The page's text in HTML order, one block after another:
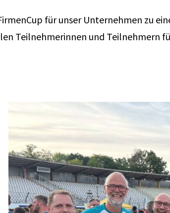
für unser Unternehmen zu
Teilnehmerinnen und Teilnehmern